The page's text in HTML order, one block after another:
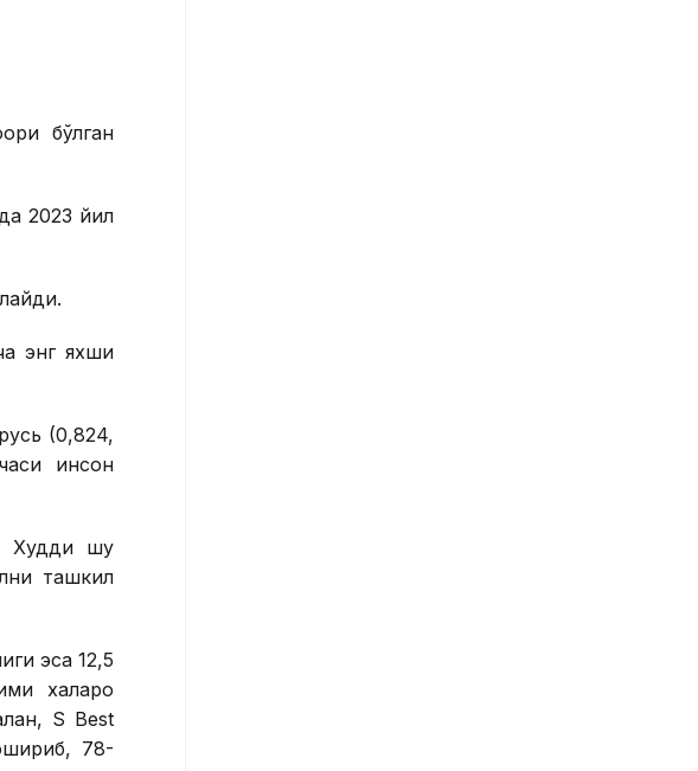
бўлган
2023 йил
энг яхши
(0,824,
инсон
Худди шу
ташкил
эса 12,5
халқаро
S Best
78-